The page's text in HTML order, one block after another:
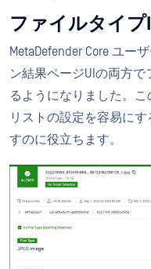
ファイルタイプ
MetaDefender Core ユー
ン結果ページUIの両方で
るようになりました。
リストの設定を容易に
すのに役立ちます。